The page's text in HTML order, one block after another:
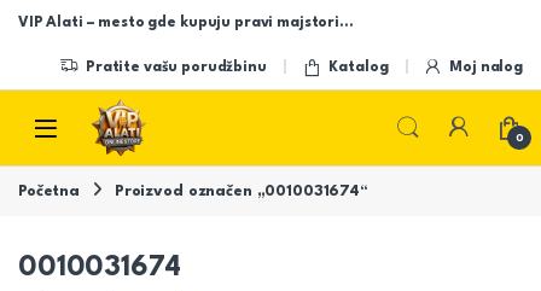
Skip to navigation
Skip to content
VIP Alati – mesto gde kupuju pravi majstori…
Pratite vašu porudžbinu Katalog Moj nalog
Open
0
Početna Proizvod označen „0010031674“
0010031674